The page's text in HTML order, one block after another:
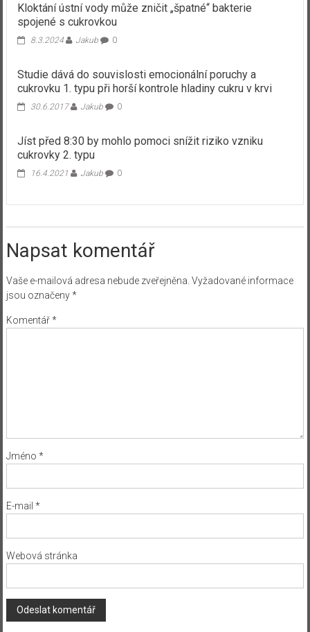
Kloktání ústní vody může zničit „špatné“ bakterie
spojené s cukrovkou
8.3.2024 Jakub 0
Studie dává do souvislosti emocionální poruchy a
cukrovku 1. typu při horší kontrole hladiny cukru v krvi
30.6.2017 Jakub 0
Jíst před 8:30 by mohlo pomoci snížit riziko vzniku
cukrovky 2. typu
16.4.2021 Jakub 0
Napsat komentář
Vaše e-mailová adresa nebude zveřejněna. Vyžadované informace
jsou označeny*
Komentář*
Jméno *
E-mail *
Webová stránka